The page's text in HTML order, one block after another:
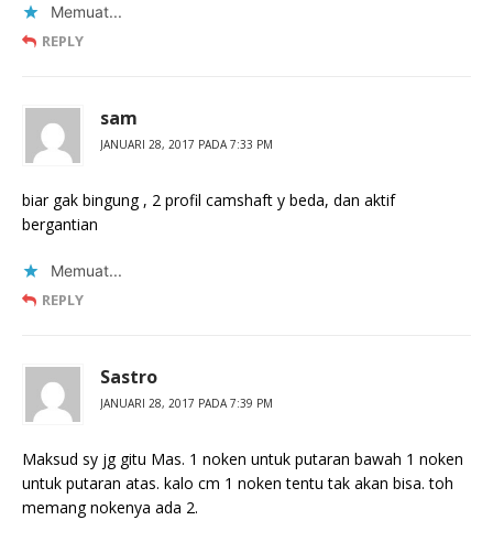
Memuat...
REPLY
sam
JANUARI 28, 2017 PADA 7:33 PM
biar gak bingung , 2 profil camshaft y beda, dan aktif
bergantian
Memuat...
REPLY
Sastro
JANUARI 28, 2017 PADA 7:39 PM
Maksud sy jg gitu Mas. 1 noken untuk putaran bawah 1 noken
untuk putaran atas. kalo cm 1 noken tentu tak akan bisa. toh
memang nokenya ada 2.